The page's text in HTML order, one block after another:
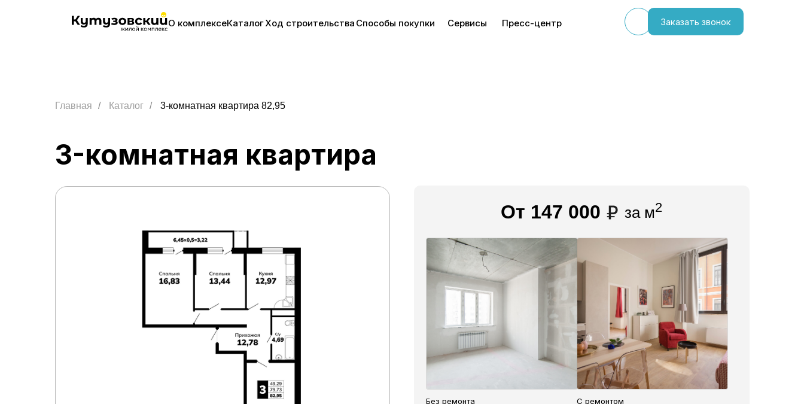
О комплексеКаталогХод строительства Способы покупки Сервисы Пресс-центр Заказать звонок
Главная / Каталог / 3-комнатная квартира 82,95
3-комнатная квартира
Без ремонта С ремонтом
От 147 000 за м2